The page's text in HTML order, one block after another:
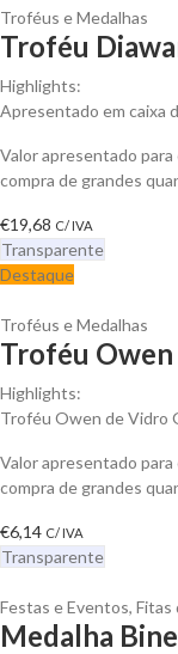
Troféus e Medalhas
Troféu
Highlights:
Apresentado em caixa
Valor apresentado
compra de grandes
€19,68 C/ IVA
Transparente
Destaque
Troféus e Medalhas
Troféu
Highlights:
Troféu Owen de Vidro
Valor apresentado
compra de grandes
€6,14 C/ IVA
Transparente
Festas e Eventos, Fitas
Medalha